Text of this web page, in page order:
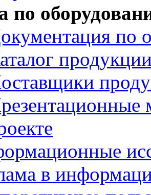
по
по
в